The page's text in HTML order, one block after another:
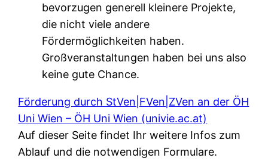
bevorzugen generell kleinere Projekte,
die nicht viele andere
Fördermöglichkeiten haben.
Großveranstaltungen haben bei uns also
keine gute Chance.
Förderung durch StVen|FVen|ZVen an der ÖH
Uni Wien – ÖH Uni Wien (univie.ac.at)
​​​​​​Auf dieser Seite findet Ihr weitere Infos zum
Ablauf und die notwendigen Formulare.